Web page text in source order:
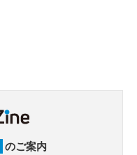
のご案内